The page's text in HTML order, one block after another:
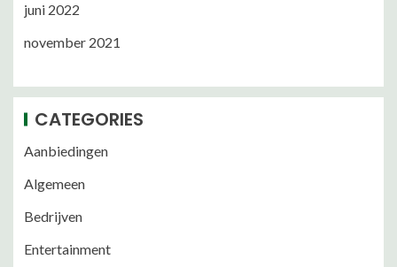
juni 2022
november 2021
CATEGORIES
Aanbiedingen
Algemeen
Bedrijven
Entertainment